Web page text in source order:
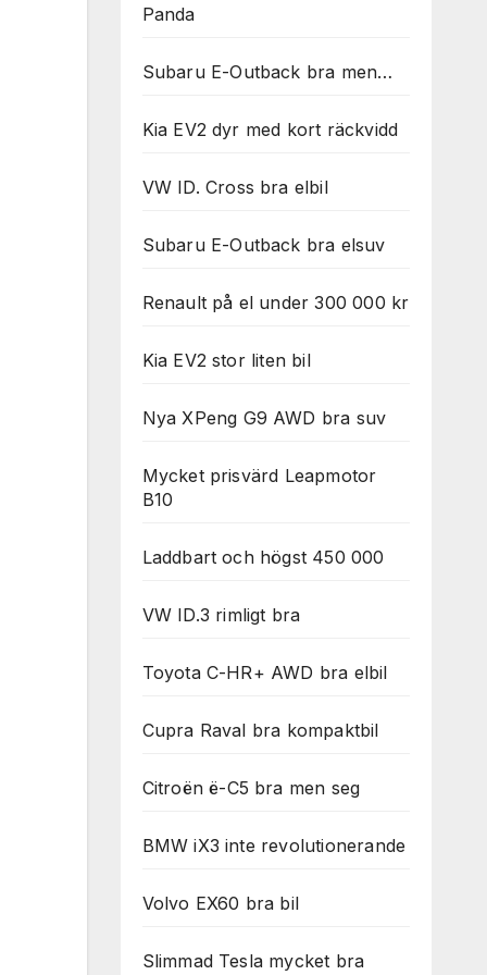
Panda
Subaru E-Outback bra men…
Kia EV2 dyr med kort räckvidd
VW ID. Cross bra elbil
Subaru E-Outback bra elsuv
Renault på el under 300 000 kr
Kia EV2 stor liten bil
Nya XPeng G9 AWD bra suv
Mycket prisvärd Leapmotor
B10
Laddbart och högst 450 000
VW ID.3 rimligt bra
Toyota C-HR+ AWD bra elbil
Cupra Raval bra kompaktbil
Citroën ë-C5 bra men seg
BMW iX3 inte revolutionerande
Volvo EX60 bra bil
Slimmad Tesla mycket bra